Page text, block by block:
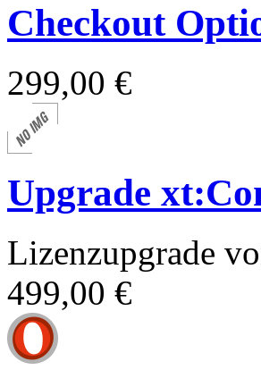
Checkout
299,00 €
Upgrade
Lizenzupgrade
499,00 €